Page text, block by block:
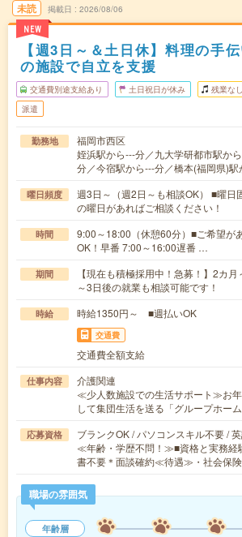
未読
NEW
掲載日 2026/08/06
【週3日～＆土日休】料理の手
の施設で自立を支援
交通費別途支給あり 土日祝日が休み 残業なし
派遣
勤務地
福岡市西区
姪浜駅から---分／九大学研都市駅か
分／今宿駅から---分／橋本(福岡県)駅
曜日頻度
週3日～（週2日～も相談OK） ■曜日
の曜日があればご相談ください！
時間
9:00～18:00（休憩60分）■ご希望が
OK！早番 7:00～16:00遅番 …
期間
【現在も積極採用中！急募！】2カ
～3日後の就業も相談可能です！
時給 時給1350円～ ■週払いOK
交通費
交通費全額支給
仕事内容
介護関連
≪少人数施設での生活サポート≫お
して集団生活を送る「グループホー
応募資格
ブランクOK / パソコンスキル不要 /
≪年齢・学歴不問！≫■資格と実務経
書不要＊面談確約≪待遇≫・社会保
職場の雰囲気
年齢層